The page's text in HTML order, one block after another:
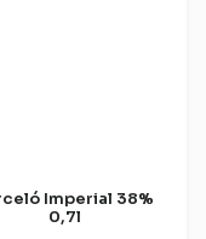
Imperial 38%
0,7l